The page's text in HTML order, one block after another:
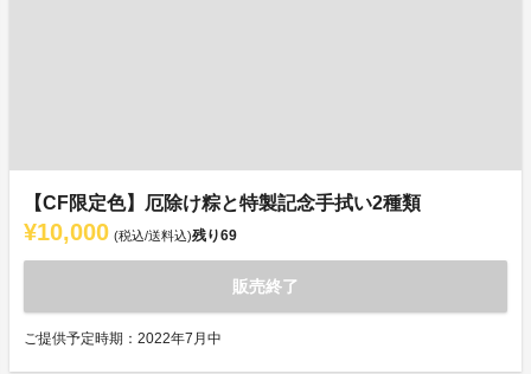
【CF限定色】厄除け粽と特製記念手拭い2種類
¥10,000 (税込/送料込)残り69
販売終了
ご提供予定時期：2022年7月中